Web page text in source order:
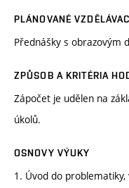
PLÁNOVANÉ
Přednášky s obrazovým
ZPŮSOB A KRITÉRIA
Zápočet je udělen na
úkolů.
OSNOVY VÝUKY
1. Úvod do